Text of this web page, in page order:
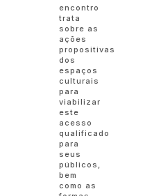
encontro
trata
sobre as
ações
propositivas
dos
espaços
culturais
para
viabilizar
este
acesso
qualificado
para
seus
públicos,
bem
como as